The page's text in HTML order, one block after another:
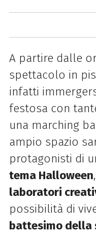
A partire dalle
spettacolo in
infatti
festosa con
una marching
ampio spazio
protagonisti di
tema Halloween
laboratori
possibilità di
battesimo della